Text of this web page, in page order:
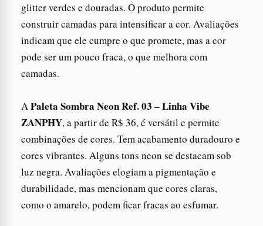
glitter verdes e douradas. O produto permite
construir camadas para intensificar a cor. Avaliações
indicam que ele cumpre o que promete, mas a cor
pode ser um pouco fraca, o que melhora com
camadas.
APaleta Sombra Neon Ref. 03 – Linha Vibe
ZANPHY, a partir de R$ 36, é versátil e permite
combinações de cores. Tem acabamento duradouro e
cores vibrantes. Alguns tons neon se destacam sob
luz negra. Avaliações elogiam a pigmentação e
durabilidade, mas mencionam que cores claras,
como o amarelo, podem ficar fracas ao esfumar.